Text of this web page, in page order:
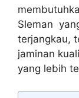
Sleman
terjangkau,
jaminan
yang lebih